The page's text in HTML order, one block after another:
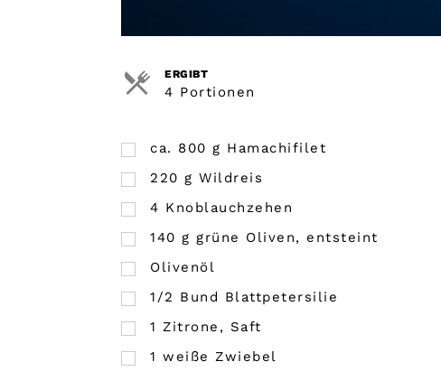
ERGIBT
4 Portionen
ca. 800 g Hamachifilet
220 g Wildreis
4 Knoblauchzehen
140 g grüne Oliven, entsteint
Olivenöl
1/2 Bund Blattpetersilie
1 Zitrone, Saft
1 weiße Zwiebel